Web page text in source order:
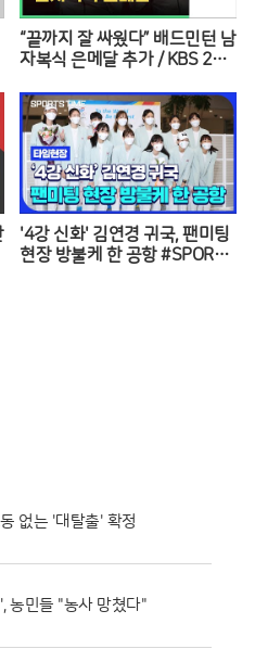
“끝까지 잘 싸웠다” 배드민턴 남
자복식 은메달 추가 / KBS 202
'4강 신화' 김연경 귀국, 팬미팅
현장 방불케 한 공항 #SPORTS
없는 '대탈출' 확정
농민들 "농사 망쳤다"